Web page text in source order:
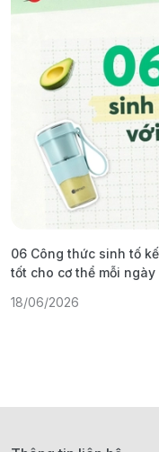
06 Công thức sinh tố
tốt cho cơ thể mỗi ngày
18/06/2026